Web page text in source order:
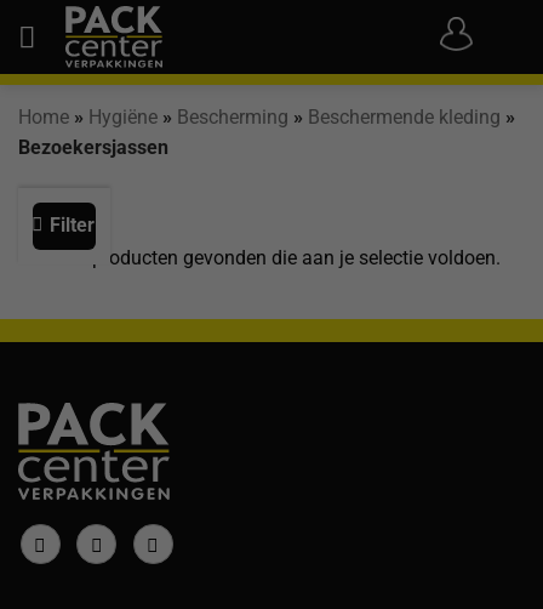
naar
inhoud
Home » Hygiëne » Bescherming » Beschermende kleding »
Bezoekersjassen
Filter
Geen producten gevonden die aan je selectie voldoen.